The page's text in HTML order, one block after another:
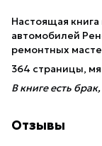
Настоящая
автомобилей
ремонтных
364 страницы,
В книге есть
Отзывы